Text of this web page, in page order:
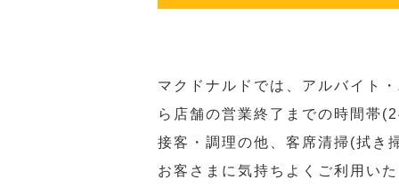
マクドナルドでは、アルバイト
ら店舗の営業終了までの時間帯
接客・調理の他、客席清掃(拭き
お客さまに気持ちよくご利用い